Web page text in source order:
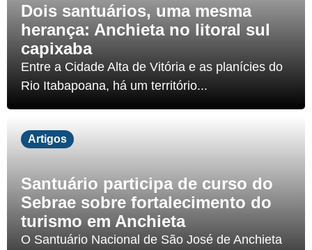
Dois santuários, uma mesma
herança: Anchieta no litoral sul
capixaba
Entre a Cidade Alta de Vitória e as planícies do
Rio Itabapoana, há um território...
Artigos
Santuário participa de curso do
Sebrae sobre fortalecimento do
turismo em Anchieta
O Santuário Nacional de São José de Anchieta